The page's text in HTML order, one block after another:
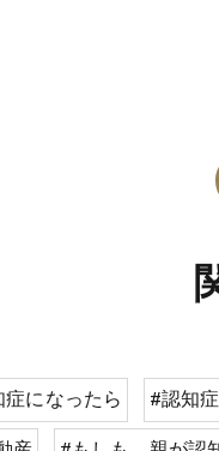
になったら #認知